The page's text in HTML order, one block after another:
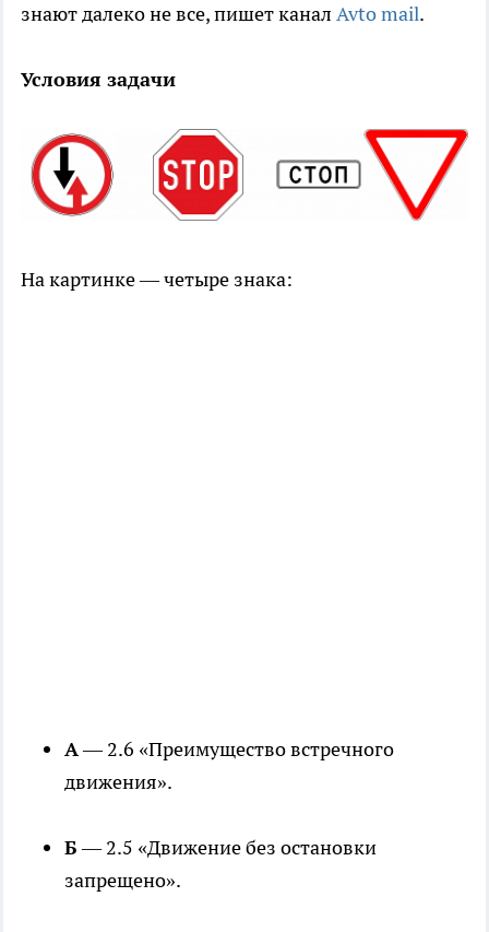
знают далеко не все, пишет канал Avto mail.
Условия задачи
На картинке — четыре знака:
А— 2.6 «Преимущество встречного
движения».
Б— 2.5 «Движение без остановки
запрещено».